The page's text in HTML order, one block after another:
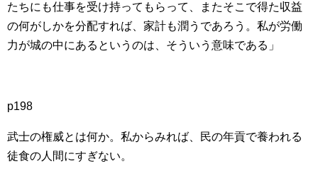
たちにも仕事を受け持ってもらって、またそこで得た収益
の何がしかを分配すれば、家計も潤うであろう。私が労働
力が城の中にあるというのは、そういう意味である」
p198
武士の権威とは何か。私からみれば、民の年貢で養われる
徒食の人間にすぎない。